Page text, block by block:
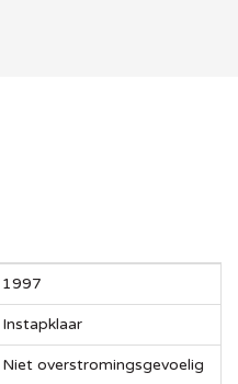
1997
Instapklaar
Niet overstromingsgevoelig